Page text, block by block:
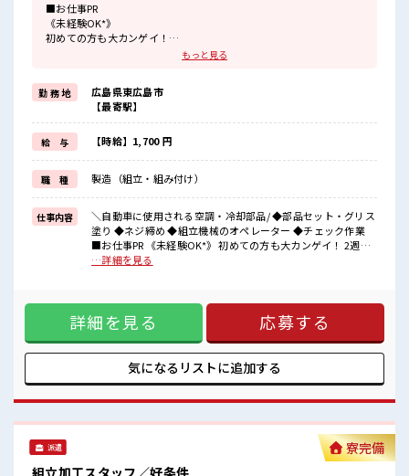
■お仕事PR
《未経験OK*》
初めての方も大カンゲイ！
2週間ほどは教育担当として社員が1名つきます！
お金を稼ぎながらスキルアップもできちゃいます☆
このチャンスお見逃しなく！
《うれしい高時給*》
高時給1700円×残業多めだから稼げる★
頑張った分しっかり返ってくるのでヤリガイ抜群！
《駐車場完備*》
マイカー通勤できます！
無料の従業員専用駐車場あり♪
周辺にはにコンビニ、
スーパーあり！
通勤も買い物ラクラクですね☆
≪10代～30代の方活躍中≫
休憩室・鍵付きロッカー完備！
荷物が多くてもあんしんです☆
さらに1食470円でお弁当が注文できる！
お財布にやさしいですね♪
動きやすい制服・安全靴が貸与！
事前準備なしでOK☆
もっと見る
勤 務 地
広島県東広島市
【最寄駅】
給 与 【時給】1,700 円
職 種 製造（組立・組み付け）
仕事内容
＼自動車に使用される空調・冷却部品/ ◆部品セット・グリス
塗り ◆ネジ締め ◆組立機械のオペレーター ◆チェック作業
■お仕事PR 《未経験OK*》 初めての方も大カンゲイ！ 2週間
ほどは教育担当として社員が1名つきます！ 分からないことが
い高時給*》 高時給1700円×残業多めだから稼げる★ 頑張っ
た分しっかり返ってくるのでヤリガイ抜群！ 《駐車場完備*》
マイカー通勤できます！ 無料の従業員専用駐車場あり♪ 周辺
にはにコンビニ、 スーパーあり！ 通勤も買い物ラクラクです
付きロッカー完備！ 荷物が多くてもあんしんです☆ さらに1
動きやすい制服・安全靴が貸与！ 事前準備なしでOK☆
…詳細を見る
詳細を見る 応募する
気になるリストに追加する
派遣
組立加工スタッフ／好条件
寮完備